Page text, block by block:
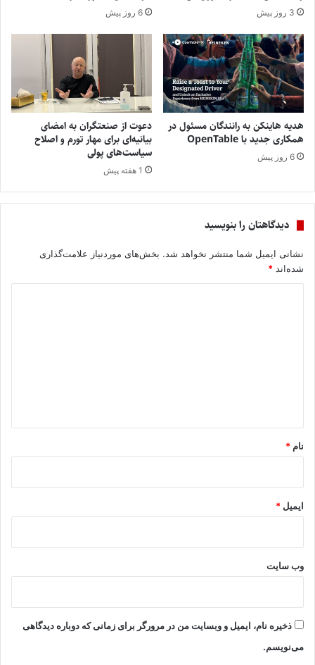
3 روز پیش 6 روز پیش
هدیه هاینکن به رانندگان مسئول در
همکاری جدید با OpenTable
6 روز پیش
دعوت از صنعتگران به امضای
بیانیه‌ای برای مهار تورم و اصلاح
سیاست‌های پولی
1 هفته پیش
دیدگاهتان را بنویسید
نشانی ایمیل شما منتشر نخواهد شد. بخش‌های موردنیاز علامت‌گذاری
شده‌اند *
نام *
ایمیل *
وب‌ سایت
ذخیره نام، ایمیل و وبسایت من در مرورگر برای زمانی که دوباره دیدگاهی
می‌نویسم.